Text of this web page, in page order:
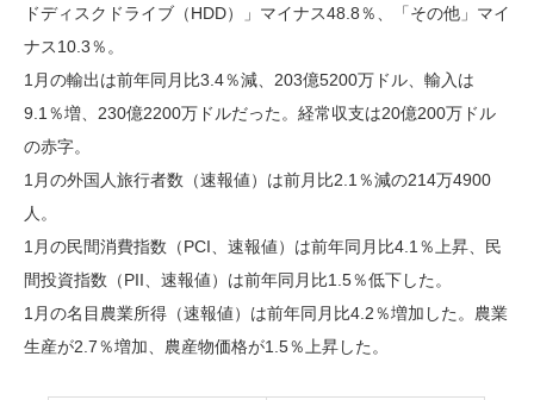
ドディスクドライブ（HDD）」マイナス48.8％、「その他」マイ
ナス10.3％。
1月の輸出は前年同月比3.4％減、203億5200万ドル、輸入は
9.1％増、230億2200万ドルだった。経常収支は20億200万ドル
の赤字。
1月の外国人旅行者数（速報値）は前月比2.1％減の214万4900
人。
1月の民間消費指数（PCI、速報値）は前年同月比4.1％上昇、民
間投資指数（PII、速報値）は前年同月比1.5％低下した。
1月の名目農業所得（速報値）は前年同月比4.2％増加した。農業
生産が2.7％増加、農産物価格が1.5％上昇した。